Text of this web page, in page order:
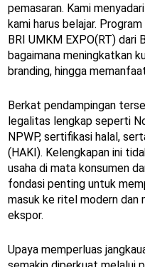
pemasaran. Kami
kami harus belajar.
BRI UMKM EXPO(RT) dari
bagaimana meningkatkan
branding, hingga
Berkat pendampingan
legalitas lengkap seperti
NPWP, sertifikasi halal,
(HAKI). Kelengkapan ini
usaha di mata konsumen
fondasi penting untuk
masuk ke ritel modern dan
ekspor.
Upaya memperluas